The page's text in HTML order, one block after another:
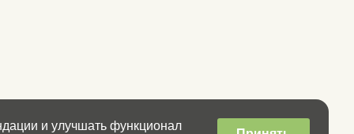
и улучшать функционал